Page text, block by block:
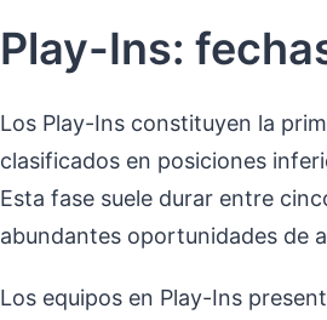
Play-Ins:
Los Play-Ins constituyen la
clasificados en posiciones
Esta fase suele durar entre
abundantes oportunidades de
Los equipos en Play-Ins